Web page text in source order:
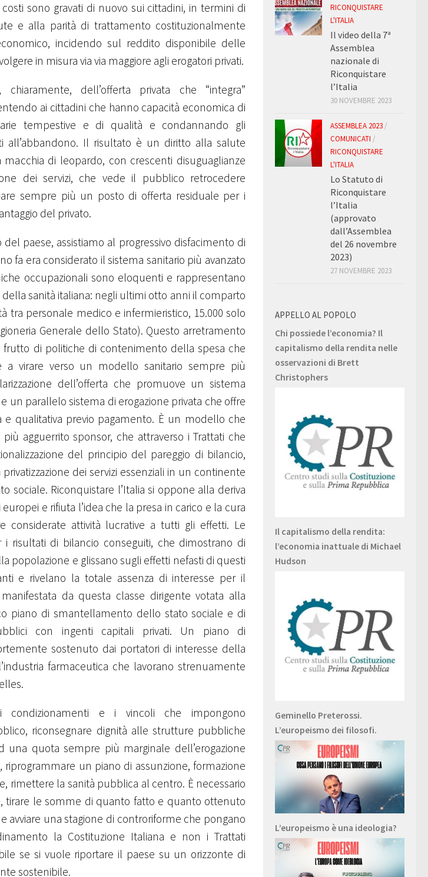
sono gravati di nuovo sui cittadini, in termini di
e alla parità di trattamento costituzionalmente
incidendo sul reddito disponibile delle
in misura via via maggiore agli erogatori privati.
dell’offerta privata che “integra”
ai cittadini che hanno capacità economica di
tempestive e di qualità e condannando gli
all’abbandono. Il risultato è un diritto alla salute
di leopardo, con crescenti disuguaglianze
dei servizi, che vede il pubblico retrocedere
sempre più un posto di offerta residuale per i
del privato.
paese, assistiamo al progressivo disfacimento di
fa era considerato il sistema sanitario più avanzato
occupazionali sono eloquenti e rappresentano
sanità italiana: negli ultimi otto anni il comparto
tra personale medico e infermieristico, 15.000 solo
Generale dello Stato). Questo arretramento
frutto di politiche di contenimento della spesa che
a virare verso un modello sanitario sempre più
dell’offerta che promuove un sistema
un parallelo sistema di erogazione privata che offre
qualitativa previo pagamento. È un modello che
agguerrito sponsor, che attraverso i Trattati che
del principio del pareggio di bilancio,
dei servizi essenziali in un continente
sociale. Riconquistare l’Italia si oppone alla deriva
e rifiuta l’idea che la presa in carico e la cura
considerate attività lucrative a tutti gli effetti. Le
i risultati di bilancio conseguiti, che dimostrano di
popolazione e glissano sugli effetti nefasti di questi
e rivelano la totale assenza di interesse per il
da questa classe dirigente votata alla
piano di smantellamento dello stato sociale e di
con ingenti capitali privati. Un piano di
sostenuto dai portatori di interesse della
farmaceutica che lavorano strenuamente
condizionamenti e i vincoli che impongono
riconsegnare dignità alle strutture pubbliche
una quota sempre più marginale dell’erogazione
riprogrammare un piano di assunzione, formazione
rimettere la sanità pubblica al centro. È necessario
tirare le somme di quanto fatto e quanto ottenuto
avviare una stagione di controriforme che pongano
la Costituzione Italiana e non i Trattati
se si vuole riportare il paese su un orizzonte di
sostenibile.
RICONQUISTARE
L'ITALIA
Il video della 7ª
Assemblea
nazionale di
Riconquistare
l’Italia
30 NOVEMBRE 2023
ASSEMBLEA 2023 /
COMUNICATI /
RICONQUISTARE
L'ITALIA
Lo Statuto di
Riconquistare
l’Italia
(approvato
dall’Assemblea
del 26 novembre
2023)
27 NOVEMBRE 2023
APPELLO AL POPOLO
Chi possiede l’economia? Il
capitalismo della rendita nelle
osservazioni di Brett
Christophers
Il capitalismo della rendita:
l’economia inattuale di Michael
Hudson
Geminello Preterossi.
L’europeismo dei filosofi.
L’europeismo è una ideologia?